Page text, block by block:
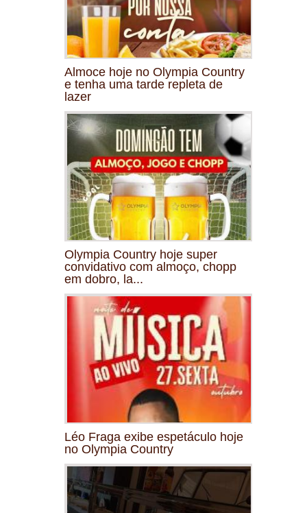
Almoce hoje no Olympia Country
e tenha uma tarde repleta de
lazer
Olympia Country hoje super
convidativo com almoço, chopp
em dobro, la...
Léo Fraga exibe espetáculo hoje
no Olympia Country